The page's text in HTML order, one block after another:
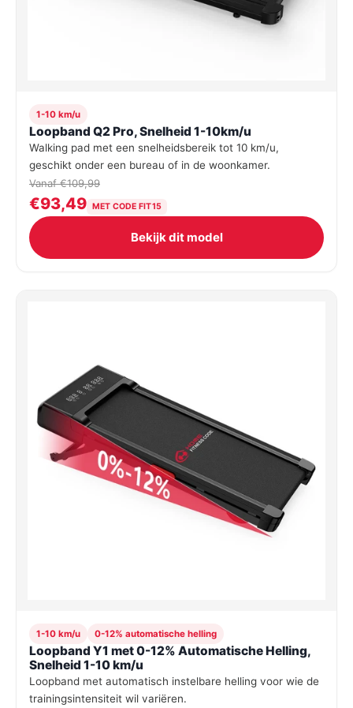
1-10 km/u
Loopband Q2 Pro, Snelheid 1-10km/u
Walking pad met een snelheidsbereik tot 10 km/u,
geschikt onder een bureau of in de woonkamer.
Vanaf €109,99
€93,49 MET CODE FIT15
Bekijk dit model
1-10 km/u 0-12% automatische helling
Loopband Y1 met 0-12% Automatische Helling,
Snelheid 1-10 km/u
Loopband met automatisch instelbare helling voor wie de
trainingsintensiteit wil variëren.